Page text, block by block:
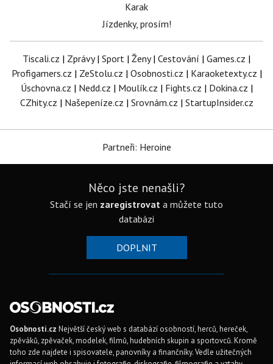
Karak
Jízdenky, prosím!
Tiscali.cz | Zprávy| Sport | Ženy| Cestování | Games.cz |
Profigamers.cz | ZeStolu.cz | Osobnosti.cz | Karaoketexty.cz |
Úschovna.cz | Nedd.cz | Moulík.cz | Fights.cz | Dokina.cz |
CZhity.cz | Našepeníze.cz | Srovnám.cz | StartupInsider.cz
Partneři: Heroine
Něco jste nenašli?
Stačí se jen zaregistrovat a můžete tuto
databázi
DOPLNIT
Osobnosti.cz Největší český web s databází osobností, herců, hereček,
zpěváků, zpěvaček, modelek, filmů, hudebních skupin a sportovců. Kromě
toho zde najdete i spisovatele, panovníky a finančníky. Vedle užitečných